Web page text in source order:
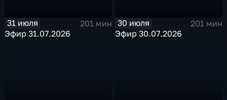
31 июля
201 мин
Эфир 31.07.2026
30 июля
201 мин
Эфир 30.07.2026